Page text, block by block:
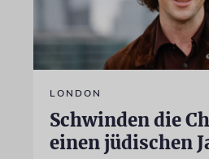
LONDON
Schwinden die
einen jüdischen